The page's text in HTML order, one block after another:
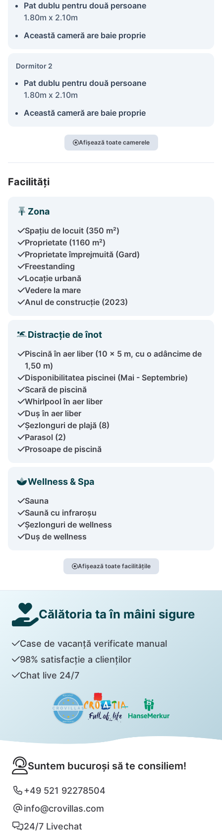
Pat dublu pentru două persoane
1.80m x 2.10m
Această cameră are baie proprie
Dormitor 2
Pat dublu pentru două persoane
1.80m x 2.10m
Această cameră are baie proprie
Afișează toate camerele
Facilități
Zona
Spațiu de locuit (350 m²)
Proprietate (1160 m²)
Proprietate împrejmuită (Gard)
Freestanding
Locație urbană
Vedere la mare
Anul de construcție (2023)
Distracție de înot
Piscină în aer liber (10 x 5 m, cu o adâncime de
1,50 m)
Disponibilitatea piscinei (Mai - Septembrie)
Scară de piscină
Whirlpool în aer liber
Duș în aer liber
Șezlonguri de plajă (8)
Parasol (2)
Prosoape de piscină
Wellness & Spa
Sauna
Saună cu infraroșu
Șezlonguri de wellness
Duș de wellness
Afișează toate facilitățile
Călătoria ta în mâini sigure
Case de vacanță verificate manual
98% satisfacție a clienților
Chat live 24/7
Suntem bucuroși să te consiliem!
+49 521 92278504
info@crovillas.com
24/7 Livechat